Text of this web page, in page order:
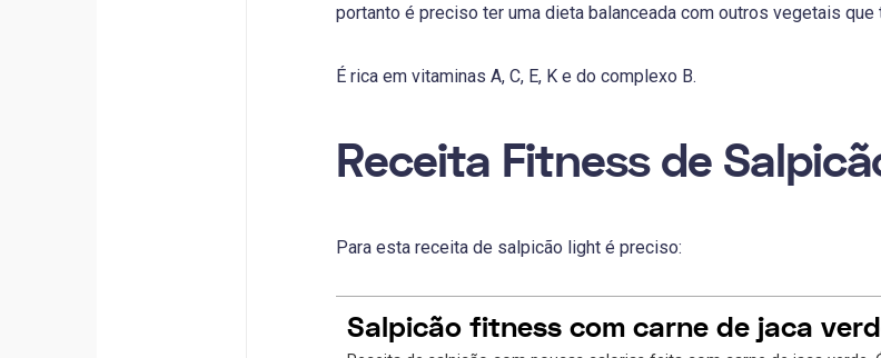
portanto é preciso ter uma dieta balanceada com outros vegetais
É rica em vitaminas A, C, E, K e do complexo B.
Receita Fitness de
Para esta receita de salpicão light é preciso:
Salpicão fitness com carne de jaca